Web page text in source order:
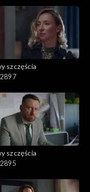
szczęścia
szczęścia